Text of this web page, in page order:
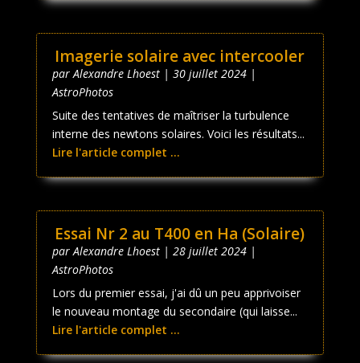
Imagerie solaire avec intercooler
parAlexandre Lhoest| 30 juillet 2024|
AstroPhotos
Suite des tentatives de maîtriser la turbulence
interne des newtons solaires. Voici les résultats...
Lire l'article complet ...
Essai Nr 2 au T400 en Ha (Solaire)
parAlexandre Lhoest| 28 juillet 2024|
AstroPhotos
Lors du premier essai, j'ai dû un peu apprivoiser
le nouveau montage du secondaire (qui laisse...
Lire l'article complet ...